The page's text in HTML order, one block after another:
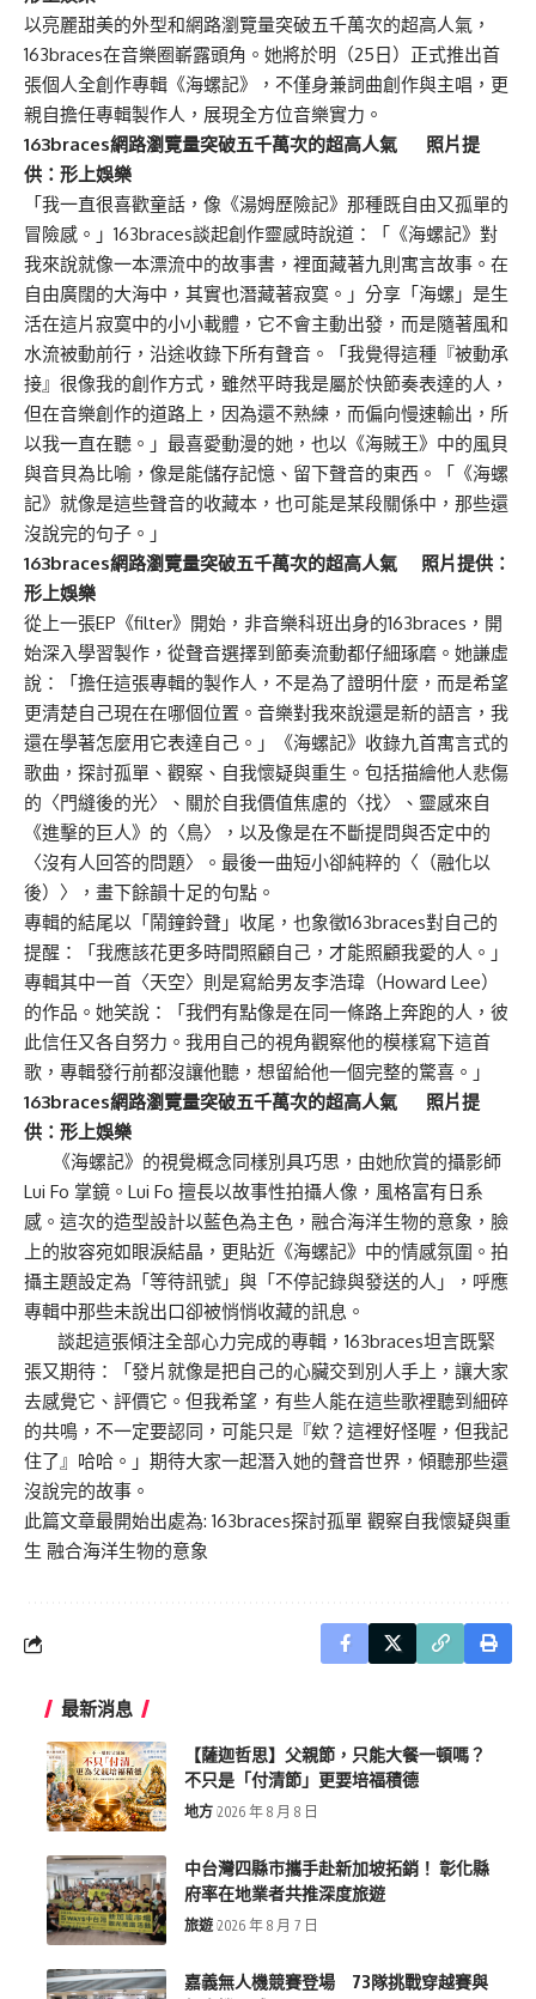
以亮麗甜美的外型和網路瀏覽量突破五千萬次的超高人氣，
163braces在音樂圈嶄露頭角。她將於明（25日）正式推出首
張個人全創作專輯《海螺記》，不僅身兼詞曲創作與主唱，更
親自擔任專輯製作人，展現全方位音樂實力。
163braces網路瀏覽量突破五千萬次的超高人氣 照片提
供：形上娛樂
「我一直很喜歡童話，像《湯姆歷險記》那種既自由又孤單的
冒險感。」163braces談起創作靈感時說道：「《海螺記》對
我來說就像一本漂流中的故事書，裡面藏著九則寓言故事。在
自由廣闊的大海中，其實也潛藏著寂寞。」分享「海螺」是生
活在這片寂寞中的小小載體，它不會主動出發，而是隨著風和
水流被動前行，沿途收錄下所有聲音。「我覺得這種『被動承
接』很像我的創作方式，雖然平時我是屬於快節奏表達的人，
但在音樂創作的道路上，因為還不熟練，而偏向慢速輸出，所
以我一直在聽。」最喜愛動漫的她，也以《海賊王》中的風貝
與音貝為比喻，像是能儲存記憶、留下聲音的東西。「《海螺
記》就像是這些聲音的收藏本，也可能是某段關係中，那些還
沒說完的句子。」
163braces網路瀏覽量突破五千萬次的超高人氣 照片提供：
形上娛樂
從上一張EP《filter》開始，非音樂科班出身的163braces，開
始深入學習製作，從聲音選擇到節奏流動都仔細琢磨。她謙虛
說：「擔任這張專輯的製作人，不是為了證明什麼，而是希望
更清楚自己現在在哪個位置。音樂對我來說還是新的語言，我
還在學著怎麼用它表達自己。」《海螺記》收錄九首寓言式的
歌曲，探討孤單、觀察、自我懷疑與重生。包括描繪他人悲傷
的〈門縫後的光〉、關於自我價值焦慮的〈找〉、靈感來自
《進擊的巨人》的〈鳥〉，以及像是在不斷提問與否定中的
〈沒有人回答的問題〉。最後一曲短小卻純粹的〈（融化以
後）〉，畫下餘韻十足的句點。
專輯的結尾以「鬧鐘鈴聲」收尾，也象徵163braces對自己的
提醒：「我應該花更多時間照顧自己，才能照顧我愛的人。」
專輯其中一首〈天空〉則是寫給男友李浩瑋（Howard Lee）
的作品。她笑說：「我們有點像是在同一條路上奔跑的人，彼
此信任又各自努力。我用自己的視角觀察他的模樣寫下這首
歌，專輯發行前都沒讓他聽，想留給他一個完整的驚喜。」
163braces網路瀏覽量突破五千萬次的超高人氣 照片提
供：形上娛樂
《海螺記》的視覺概念同樣別具巧思，由她欣賞的攝影師
Lui Fo 掌鏡。Lui Fo 擅長以故事性拍攝人像，風格富有日系
感。這次的造型設計以藍色為主色，融合海洋生物的意象，臉
上的妝容宛如眼淚結晶，更貼近《海螺記》中的情感氛圍。拍
攝主題設定為「等待訊號」與「不停記錄與發送的人」，呼應
專輯中那些未說出口卻被悄悄收藏的訊息。
談起這張傾注全部心力完成的專輯，163braces坦言既緊
張又期待：「發片就像是把自己的心臟交到別人手上，讓大家
去感覺它、評價它。但我希望，有些人能在這些歌裡聽到細碎
的共鳴，不一定要認同，可能只是『欸？這裡好怪喔，但我記
住了』哈哈。」期待大家一起潛入她的聲音世界，傾聽那些還
沒說完的故事。
此篇文章最開始出處為: 163braces探討孤單 觀察自我懷疑與重
生 融合海洋生物的意象
最新消息
【薩迦哲思】父親節，只能大餐一頓嗎？
不只是「付清節」更要培福積德
地方 2026 年 8 月 8 日
中台灣四縣市攜手赴新加坡拓銷！ 彰化縣
府率在地業者共推深度旅遊
旅遊 2026 年 8 月 7 日
嘉義無人機競賽登場 73隊挑戰穿越賽與